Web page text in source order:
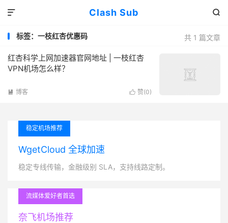
Clash Sub 

共 1 篇文章
标签：一枝红杏优惠码
红杏科学上网加速器官网地址 | 一枝红杏
VPN机场怎么样？
 赞(0)
 博客
稳定机场推荐
WgetCloud 全球加速
稳定专线传输，金融级别 SLA，支持线路定制。
流媒体爱好者首选
奈飞机场推荐